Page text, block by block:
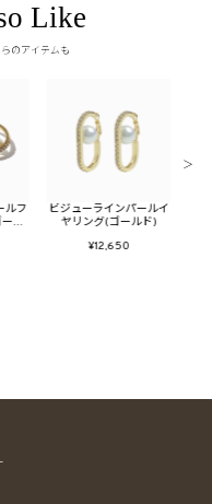
Like
のアイテムも
ルフ
ル
ビジューラインパールイ
ヤリング(ゴールド)
¥12,650
＞